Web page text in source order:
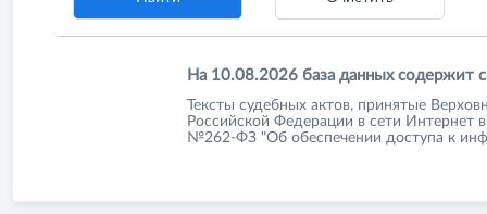
На 10.08.2026 база данных содержит
Тексты судебных актов, принятые
Российской Федерации в сети Интернет
№262-ФЗ "Об обеспечении доступа к